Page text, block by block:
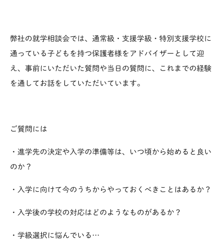
弊社の就学相談会では、通常級・支援学級・特別支援学校に
通っている子どもを持つ保護者様をアドバイザーとして迎
え、事前にいただいた質問や当日の質問に、これまでの経験
を通してお話をしていただいています。
ご質問には
・進学先の決定や入学の準備等は、いつ頃から始めると良い
のか？
・入学に向けて今のうちからやっておくべきことはあるか？
・入学後の学校の対応はどのようなものがあるか？
・学級選択に悩んでいる…